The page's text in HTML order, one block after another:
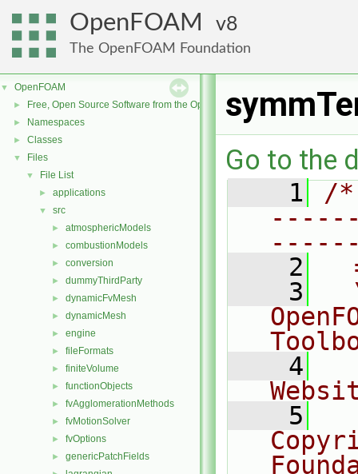
OpenFOAM 8
The OpenFOAM Foundation
▼ OpenFOAM
► Free, Open Source Software from the OpenFOAM Foundation
► Namespaces
► Classes
▼ Files
▼ File List
► applications
▼ src
► atmosphericModels
► combustionModels
► conversion
► dummyThirdParty
► dynamicFvMesh
► dynamicMesh
► engine
► fileFormats
► finiteVolume
► functionObjects
► fvAgglomerationMethods
► fvMotionSolver
► fvOptions
► genericPatchFields
Go to the
    1
/
    2
    3
    4
    5